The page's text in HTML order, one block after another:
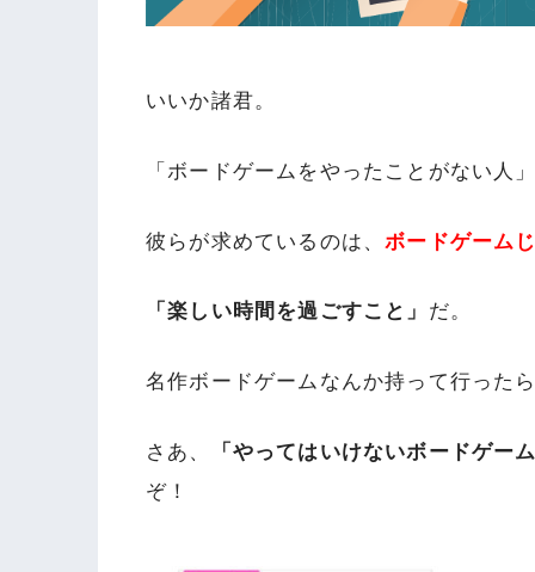
いいか諸君。
「ボードゲームをやったことがない人
彼らが求めているのは、ボードゲーム
「楽しい時間を過ごすこと」 だ。
名作ボードゲームなんか持って行った
さあ、
「やってはいけないボードゲー
ぞ！